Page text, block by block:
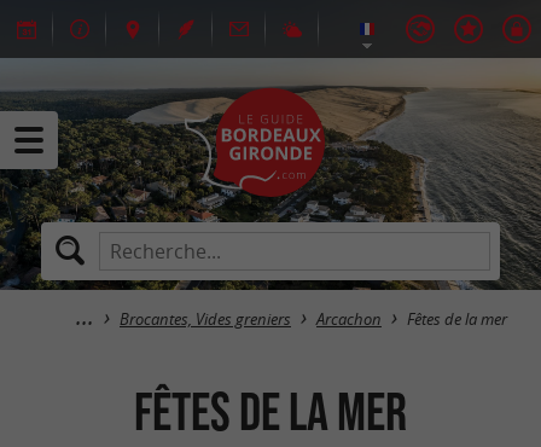
Brocantes, Vides greniers Arcachon Fêtes de la mer
Fêtes de la mer